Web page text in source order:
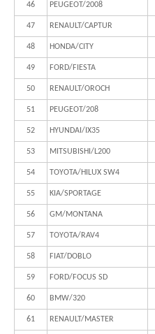
46 PEUGEOT/2008
47 RENAULT/CAPTUR
48 HONDA/CITY
49 FORD/FIESTA
50 RENAULT/OROCH
51 PEUGEOT/208
52 HYUNDAI/IX35
53 MITSUBISHI/L200
54 TOYOTA/HILUX SW4
55 KIA/SPORTAGE
56 GM/MONTANA
57 TOYOTA/RAV4
58 FIAT/DOBLO
59 FORD/FOCUS SD
60 BMW/320
61 RENAULT/MASTER